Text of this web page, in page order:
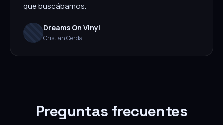
que buscábamos.
Dreams On Vinyl
Cristian Cerda
Preguntas frecuentes